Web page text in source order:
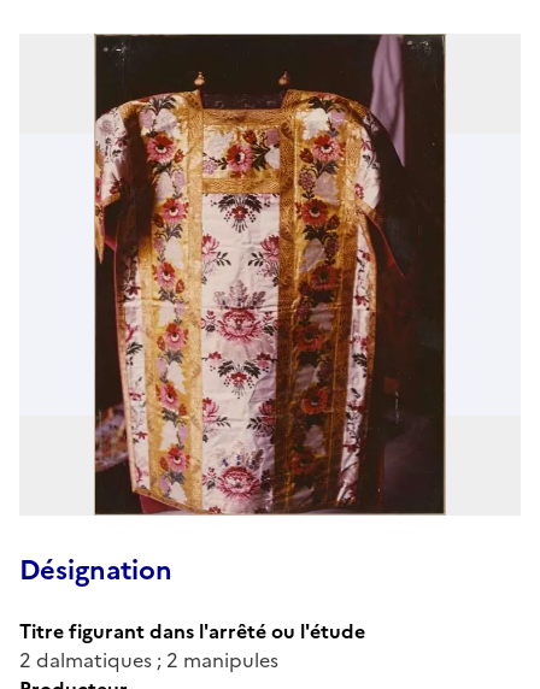
Désignation
Titre figurant dans l'arrêté ou l'étude
2 dalmatiques ; 2 manipules